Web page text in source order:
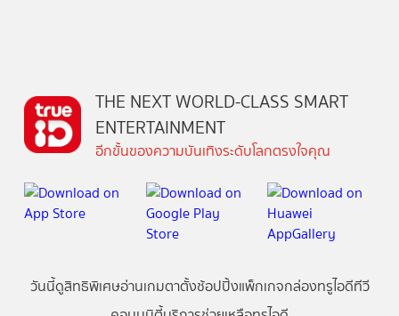
THE NEXT WORLD-CLASS SMART
ENTERTAINMENT
อีกขั้นของความบันเทิงระดับโลกตรงใจคุณ
วันนี้ดูสิทธิพิเศษอ่านเกมตาตั้งช้อปปิ้งแพ็กเกจกล่องทรูไอดีทีวี